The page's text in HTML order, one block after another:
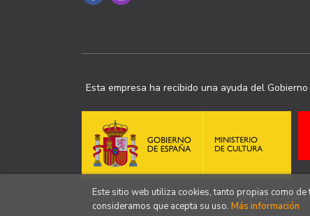
Esta empresa ha recibido una ayuda del
Proyecto
Este sitio web utiliza cookies, tanto propias como
consideramos que acepta su uso. Más información